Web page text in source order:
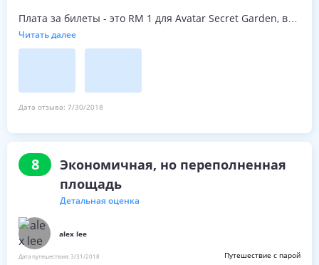
Плата за билеты - это RM 1 для Avatar Secret Garden, в
качестве клиента отеля вы получите отказ.
интенсивного движения людей, посещающих Аватар
Secret Garden.
Читать далее
Дата отзыва: 7/30/2018
8
Экономичная, но переполненная
площадь
Детальная оценка
alex lee
Дата путешествия: 3/31/2018 Путешествие с парой